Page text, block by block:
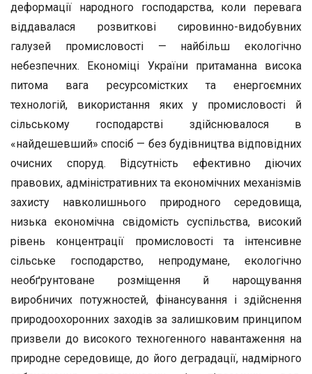
деформації народного господарства, коли перевага
віддавалася розвиткові сировинно-видобувних
галузей промисловості — найбільш екологічно
небезпечних. Економіці України притаманна висока
питома вага ресурсомістких та енергоємних
технологій, використання яких у промисловості й
сільському господарстві здійснювалося в
«найдешевший» спосіб — без будівництва відповідних
очисних споруд. Відсутність ефективно діючих
правових, адміністративних та економічних механізмів
захисту навколишнього природного середовища,
низька економічна свідомість суспільства, високий
рівень концентрації промисловості та інтенсивне
сільське господарство, непродумане, екологічно
необґрунтоване розміщення й нарощування
виробничих потужностей, фінансування і здійснення
природоохоронних заходів за залишковим принципом
призвели до високого техногенного навантаження на
природне середовище, до його деградації, надмірного